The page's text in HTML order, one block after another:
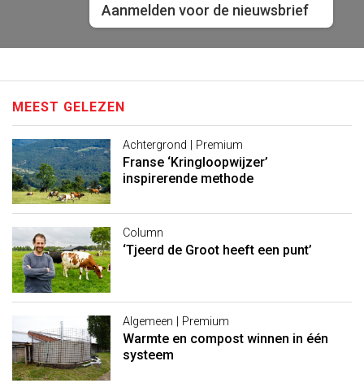
Aanmelden voor de nieuwsbrief
MEEST GELEZEN
Achtergrond | Premium
Franse ‘Kringloopwijzer’
inspirerende methode
Column
‘Tjeerd de Groot heeft een punt’
Algemeen | Premium
Warmte en compost winnen in één
systeem